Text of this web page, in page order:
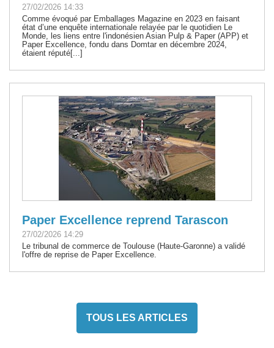
27/02/2026 14:33
Comme évoqué par Emballages Magazine en 2023 en faisant
état d’une enquête internationale relayée par le quotidien Le
Monde, les liens entre l'indonésien Asian Pulp & Paper (APP) et
Paper Excellence, fondu dans Domtar en décembre 2024,
étaient réputé[...]
Paper Excellence reprend Tarascon
27/02/2026 14:29
Le tribunal de commerce de Toulouse (Haute-Garonne) a validé
l'offre de reprise de Paper Excellence.
TOUS LES ARTICLES